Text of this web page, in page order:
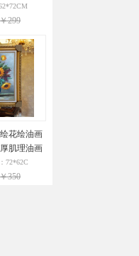
货
￥299
花绘油画
肌理油画
之内发货
72*62C
￥350